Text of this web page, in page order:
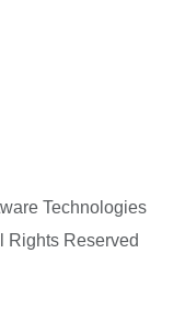
Technologies
Rights Reserved